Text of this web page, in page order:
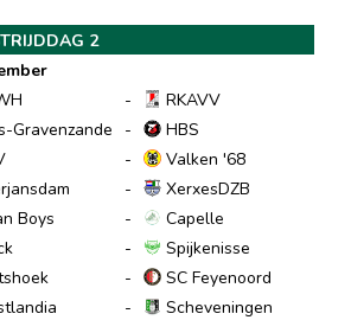
2
-
RKAVV
Gravenzande
-
HBS
-
Valken '68
-
XerxesDZB
Boys
-
Capelle
-
Spijkenisse
-
SC Feyenoord
- Scheveningen